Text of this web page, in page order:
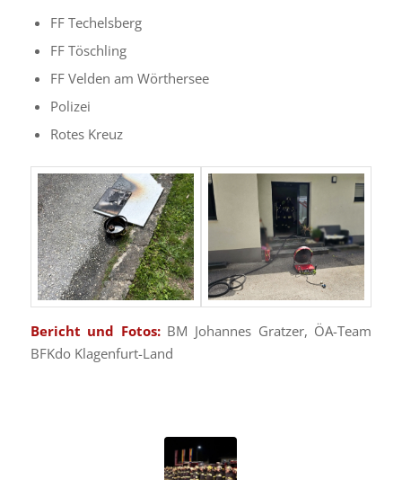
FF Techelsberg
FF Töschling
FF Velden am Wörthersee
Polizei
Rotes Kreuz
Bericht und Fotos:BM Johannes Gratzer, ÖA-Team
BFKdo Klagenfurt-Land